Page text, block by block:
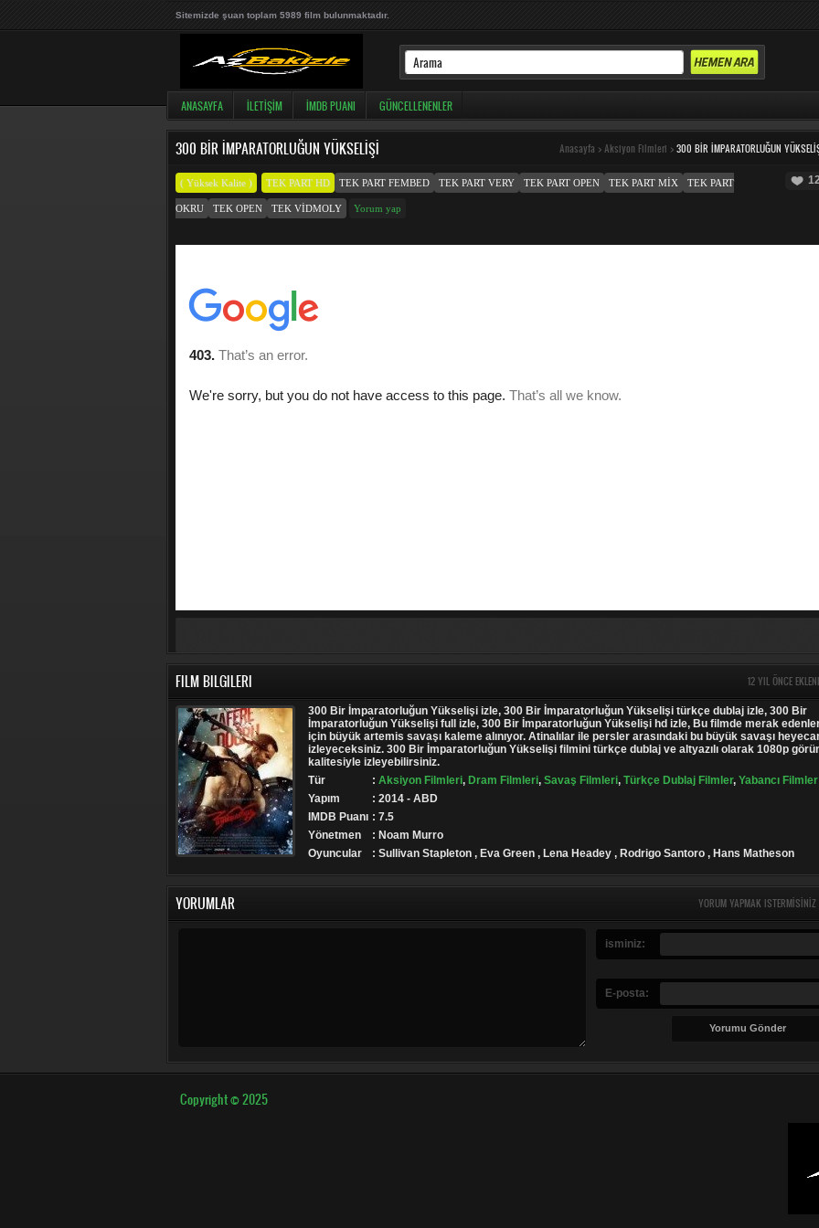
Sitemizde şuan toplam 5989 film bulunmaktadır.
ANASAYFA İLETIŞIM İMDB PUANI GÜNCELLENENLER
300 BIR İMPARATORLUĞUN YÜKSELIŞI Anasayfa > Aksiyon Filmleri > 300 BIR İMPARATORLUĞUN
( Yüksek Kalite ) TEK PART HD TEK PART FEMBED TEK PART VERY TEK PART OPEN TEK PART MIX TEK PART
OKRU TEK OPEN TEK VIDMOLY Yorum yap
FILM BILGILERI 12 YIL ÖNCE
300 Bir İmparatorluğun Yükselişi izle, 300 Bir İmparatorluğun Yükselişi türkçe dublaj izle, 300 Bir
İmparatorluğun Yükselişi full izle, 300 Bir İmparatorluğun Yükselişi hd izle, Bu filmde merak
için büyük artemis savaşı kaleme alınıyor. Atinalılar ile persler arasındaki bu büyük savaşı
izleyeceksiniz. 300 Bir İmparatorluğun Yükselişi filmini türkçe dublaj ve altyazılı olarak 1080p
kalitesiyle izleyebilirsiniz.
Tür
: Aksiyon Filmleri, Dram Filmleri, Savaş Filmleri, Türkçe Dublaj Filmler, Yabancı Filmler
Yapım
: 2014 - ABD
IMDB Puanı : 7.5
Yönetmen
: Noam Murro
Oyuncular
: Sullivan Stapleton , Eva Green , Lena Headey , Rodrigo Santoro , Hans Matheson
YORUMLAR YORUM YAPMAK
isminiz:
E-posta:
Copyright © 2025